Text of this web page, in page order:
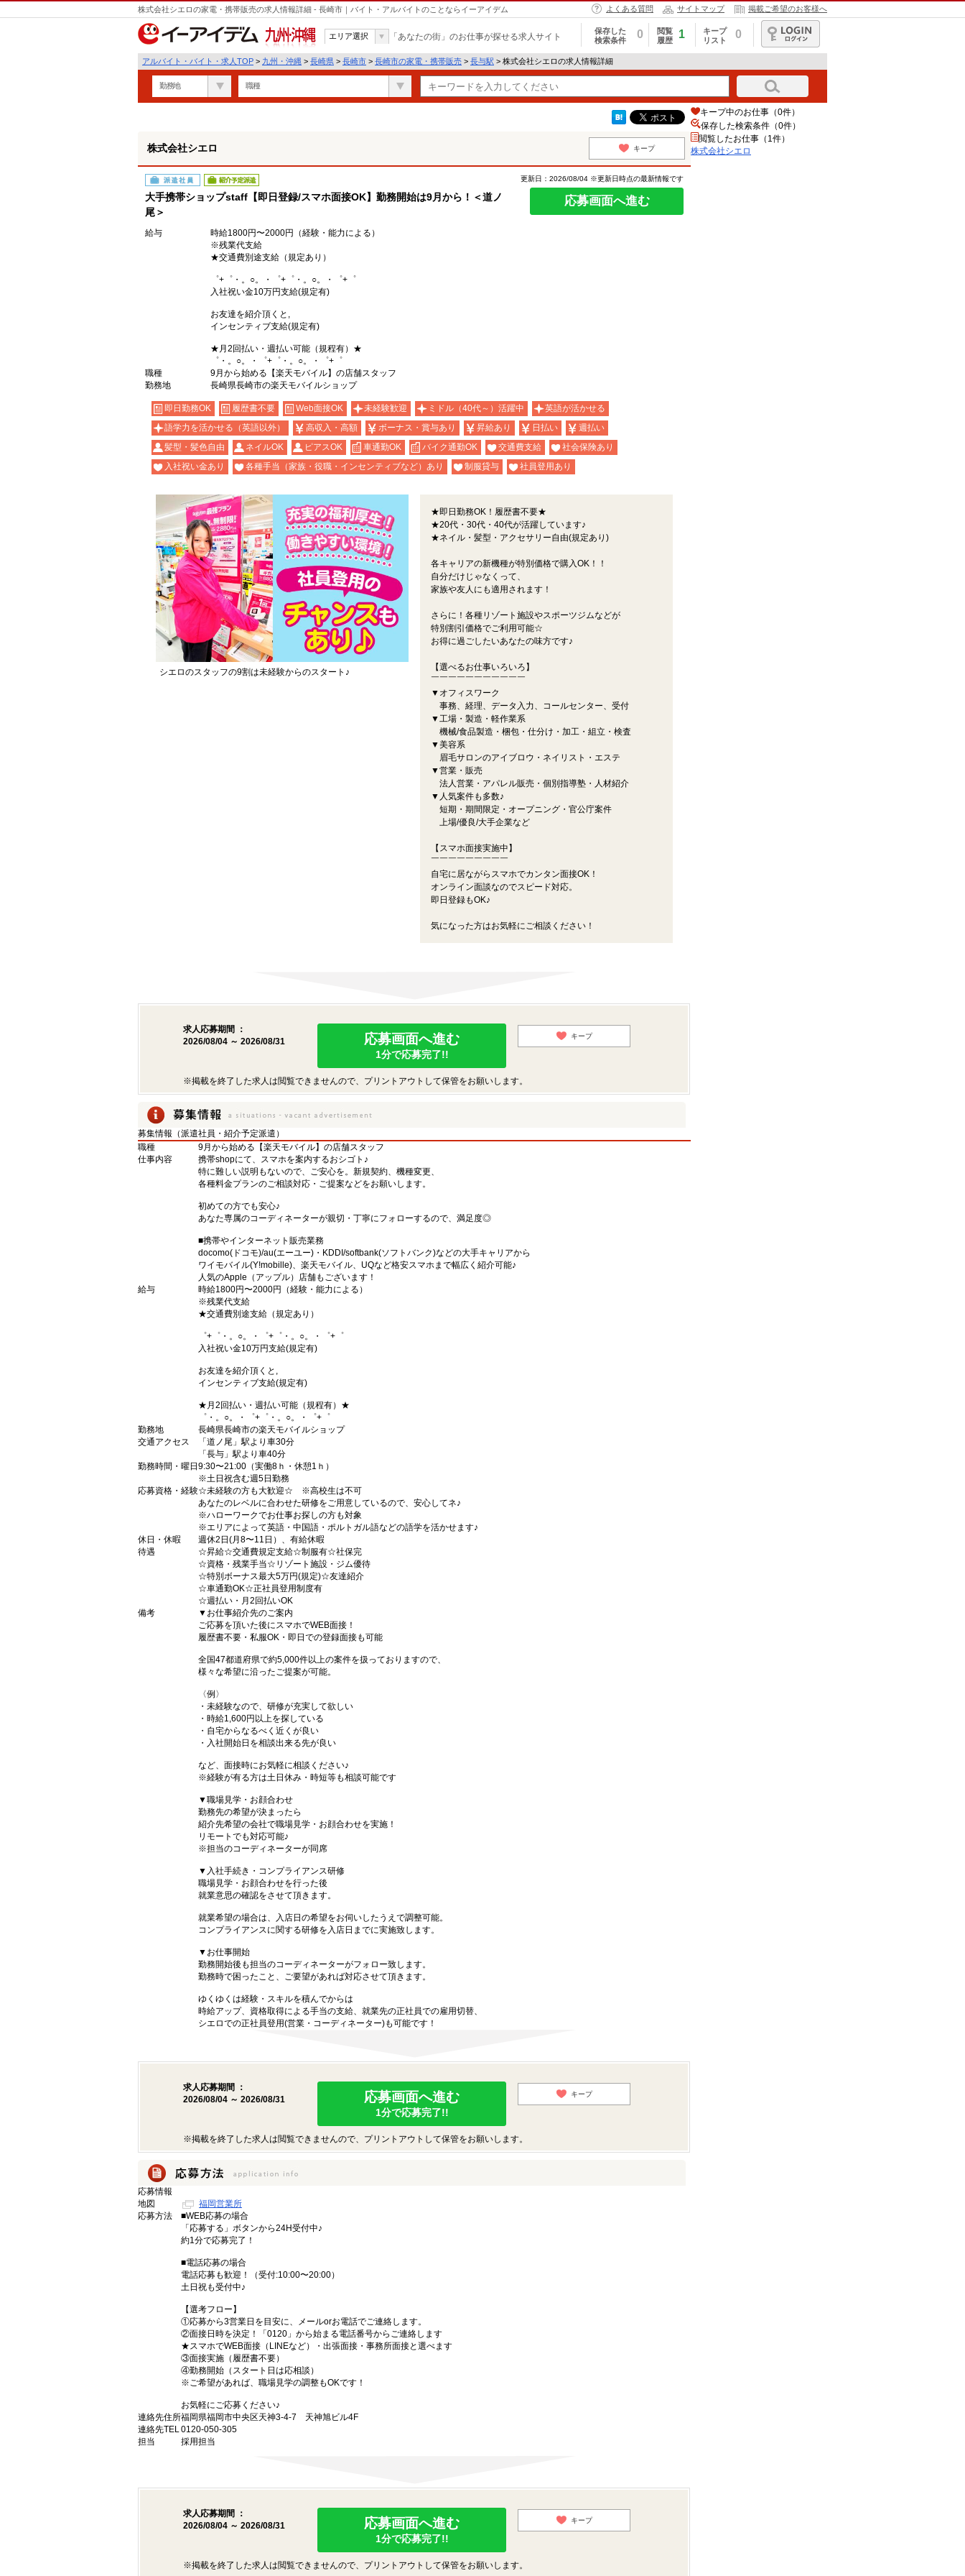
株式会社シエロの家電・携帯販売の求人情報詳細 - 長崎市｜バイト・アルバイトのことならイーアイデム よくある質問 サイトマップ 掲載ご希望のお客様へ
九州・沖縄
エリア選択 「あなたの街」のお仕事が探せる求人サイト
保存した
検索条件
0
閲覧
履歴
1
キープ
リスト
0
ログイン
アルバイト・バイト・求人TOP > 九州・沖縄 > 長崎県 > 長崎市 > 長崎市の家電・携帯販売 > 長与駅 > 株式会社シエロの求人情報詳細
勤務地 職種
遣
株式会社シエロ キープ
派遣社員 紹介予定派遣
大手携帯ショップstaff【即日登録/スマホ面接OK】勤務開始は9月から！＜道ノ
尾＞
更新日：2026/08/04 ※更新日時点の最新情報です
応募画面へ進む
給与
時給1800円〜2000円（経験・能力による）
※残業代支給
★交通費別途支給（規定あり）
゜+゜・。○。・゜+゜・。○。・゜+゜
入社祝い金10万円支給(規定有)
お友達を紹介頂くと,
インセンティブ支給(規定有)
★月2回払い・週払い可能（規程有）★
゜・。○。・゜+゜・。○。・゜+゜
職種
9月から始める【楽天モバイル】の店舗スタッフ
勤務地
長崎県長崎市の楽天モバイルショップ
即日勤務OK 履歴書不要 Web面接OK 未経験歓迎 ミドル（40代～）活躍中
英語が活かせる
語学力を活かせる（英語以外）
高収入・高額 ボーナス・賞与あり 昇給あり 日払い
週払い
髪型・髪色自由
ネイルOK ピアスOK 車通勤OK バイク通勤OK 交通費支給
社会保険あり
入社祝い金あり
各種手当（家族・役職・インセンティブなど）あり 制服貸与 社員登用あり
シエロのスタッフの9割は未経験からのスタート♪
★即日勤務OK！履歴書不要★
★20代・30代・40代が活躍しています♪
★ネイル・髪型・アクセサリー自由(規定あり)
各キャリアの新機種が特別価格で購入OK！！
自分だけじゃなくって、
家族や友人にも適用されます！
さらに！各種リゾート施設やスポーツジムなどが
特別割引価格でご利用可能☆
お得に過ごしたいあなたの味方です♪
【選べるお仕事いろいろ】
￣￣￣￣￣￣￣￣￣￣￣
▼オフィスワーク
事務、経理、データ入力、コールセンター、受付
▼工場・製造・軽作業系
機械/食品製造・梱包・仕分け・加工・組立・検査
▼美容系
眉毛サロンのアイブロウ・ネイリスト・エステ
▼営業・販売
法人営業・アパレル販売・個別指導塾・人材紹介
▼人気案件も多数♪
短期・期間限定・オープニング・官公庁案件
上場/優良/大手企業など
【スマホ面接実施中】
￣￣￣￣￣￣￣￣￣
自宅に居ながらスマホでカンタン面接OK！
オンライン面談なのでスピード対応。
即日登録もOK♪
気になった方はお気軽にご相談ください！
求人応募期間 ：
2026/08/04 ～ 2026/08/31
応募画面へ進む
1分で応募完了!!
キープ
※掲載を終了した求人は閲覧できませんので、プリントアウトして保管をお願いします。
募集情報（派遣社員・紹介予定派遣）
職種
9月から始める【楽天モバイル】の店舗スタッフ
仕事内容
携帯shopにて、スマホを案内するおシゴト♪
特に難しい説明もないので、ご安心を。新規契約、機種変更、
各種料金プランのご相談対応・ご提案などをお願いします。
初めての方でも安心♪
あなた専属のコーディネーターが親切・丁寧にフォローするので、満足度◎
■携帯やインターネット販売業務
docomo(ドコモ)/au(エーユー)・KDDI/softbank(ソフトバンク)などの大手キャリアから
ワイモバイル(Y!mobille)、楽天モバイル、UQなど格安スマホまで幅広く紹介可能♪
人気のApple（アップル）店舗もございます！
給与
時給1800円〜2000円（経験・能力による）
※残業代支給
★交通費別途支給（規定あり）
゜+゜・。○。・゜+゜・。○。・゜+゜
入社祝い金10万円支給(規定有)
お友達を紹介頂くと,
インセンティブ支給(規定有)
★月2回払い・週払い可能（規程有）★
゜・。○。・゜+゜・。○。・゜+゜
勤務地
長崎県長崎市の楽天モバイルショップ
交通アクセス
「道ノ尾」駅より車30分
「長与」駅より車40分
勤務時間・曜日 9:30〜21:00（実働8ｈ・休憩1ｈ）
※土日祝含む週5日勤務
応募資格・経験☆未経験の方も大歓迎☆ ※高校生は不可
あなたのレベルに合わせた研修をご用意しているので、安心してネ♪
※ハローワークでお仕事お探しの方も対象
※エリアによって英語・中国語・ポルトガル語などの語学を活かせます♪
休日・休暇
週休2日(月8〜11日）、有給休暇
待遇
☆昇給☆交通費規定支給☆制服有☆社保完
☆資格・残業手当☆リゾート施設・ジム優待
☆特別ボーナス最大5万円(規定)☆友達紹介
☆車通勤OK☆正社員登用制度有
☆週払い・月2回払いOK
備考
▼お仕事紹介先のご案内
ご応募を頂いた後にスマホでWEB面接！
履歴書不要・私服OK・即日での登録面接も可能
全国47都道府県で約5,000件以上の案件を扱っておりますので、
様々な希望に沿ったご提案が可能。
〈例〉
・未経験なので、研修が充実して欲しい
・時給1,600円以上を探している
・自宅からなるべく近くが良い
・入社開始日を相談出来る先が良い
など、面接時にお気軽に相談ください♪
※経験が有る方は土日休み・時短等も相談可能です
▼職場見学・お顔合わせ
勤務先の希望が決まったら
紹介先希望の会社で職場見学・お顔合わせを実施！
リモートでも対応可能♪
※担当のコーディネーターが同席
▼入社手続き・コンプライアンス研修
職場見学・お顔合わせを行った後
就業意思の確認をさせて頂きます。
就業希望の場合は、入店日の希望をお伺いしたうえで調整可能。
コンプライアンスに関する研修を入店日までに実施致します。
▼お仕事開始
勤務開始後も担当のコーディネーターがフォロー致します。
勤務時で困ったこと、ご要望があれば対応させて頂きます。
ゆくゆくは経験・スキルを積んでからは
時給アップ、資格取得による手当の支給、就業先の正社員での雇用切替、
シエロでの正社員登用(営業・コーディネーター)も可能です！
求人応募期間 ：
2026/08/04 ～ 2026/08/31
応募画面へ進む
1分で応募完了!!
キープ
※掲載を終了した求人は閲覧できませんので、プリントアウトして保管をお願いします。
応募情報
地図
福岡営業所
応募方法
■WEB応募の場合
「応募する」ボタンから24H受付中♪
約1分で応募完了！
■電話応募の場合
電話応募も歓迎！（受付:10:00〜20:00）
土日祝も受付中♪
【選考フロー】
①応募から3営業日を目安に、メールorお電話でご連絡します。
②面接日時を決定！「0120」から始まる電話番号からご連絡します
★スマホでWEB面接（LINEなど）・出張面接・事務所面接と選べます
③面接実施（履歴書不要）
④勤務開始（スタート日は応相談）
※ご希望があれば、職場見学の調整もOKです！
お気軽にご応募ください♪
連絡先住所福岡県福岡市中央区天神3-4-7 天神旭ビル4F
連絡先TEL0120-050-305
担当
採用担当
求人応募期間 ：
2026/08/04 ～ 2026/08/31
応募画面へ進む
1分で応募完了!!
キープ
※掲載を終了した求人は閲覧できませんので、プリントアウトして保管をお願いします。
キープ中のお仕事（0件）
保存した検索条件（0件）
閲覧したお仕事（1件）
株式会社シエロ